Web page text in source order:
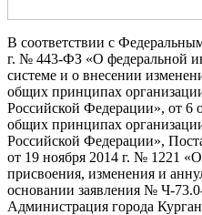
В соответствии с
г. № 443-ФЗ «О федеральной
системе и о внесении
общих принципах
Российской Федерации», от
общих принципах
Российской Федерации»,
от 19 ноября 2014 г. № 1221
присвоения, изменения и
основании заявления № Ч-
Администрация города